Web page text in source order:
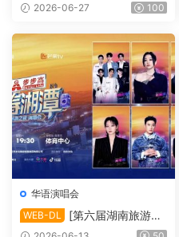
the Day 刘德华巡回演唱会]
MA5.1][ISO/42.00 GiB]
2026-06-27 100
华语演唱会
WEB-DL
[第六届湖南旅游发
展大会·青春湘潭演唱会][108